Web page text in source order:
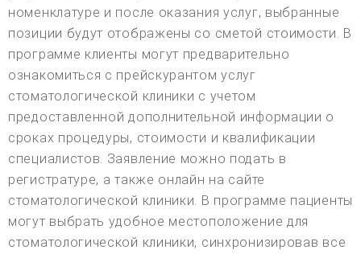
номенклатуре и после оказания услуг, выбранные
позиции будут отображены со сметой стоимости. В
программе клиенты могут предварительно
ознакомиться с прейскурантом услуг
стоматологической клиники с учетом
предоставленной дополнительной информации о
сроках процедуры, стоимости и квалификации
специалистов. Заявление можно подать в
регистратуре, а также онлайн на сайте
стоматологической клиники. В программе пациенты
могут выбрать удобное местоположение для
стоматологической клиники, синхронизировав все